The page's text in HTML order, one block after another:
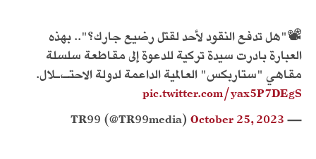
📽️"هل تدفع النقود لأحد لقتل رضيع جارك؟".. بهذه
العبارة بادرت سيدة تركية للدعوة إلى مقاطعة سلسلة
مقاهي "ستاربكس" العالمية الداعمة لدولة الاحتـ،ـلال.
pic.twitter.com/yax5P7DEgS
— TR99 (@TR99media)
October 25, 2023